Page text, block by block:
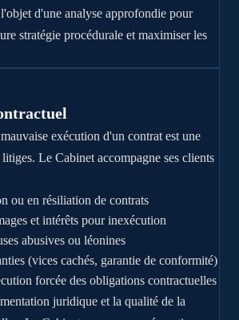
d'une analyse approfondie pour
stratégie procédurale et maximiser les
exécution d'un contrat est une
Le Cabinet accompagne ses clients
ou en résiliation de contrats
et intérêts pour inexécution
abusives ou léonines
(vices cachés, garantie de conformité)
forcée des obligations contractuelles
juridique et la qualité de la